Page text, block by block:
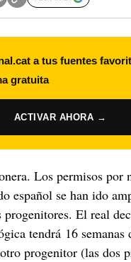
a tus fuentes
gratuita
ACTIVAR AHORA →
Los permisos por
español se han ido
progenitores. El real
tendrá 16 semanas
progenitor (las dos